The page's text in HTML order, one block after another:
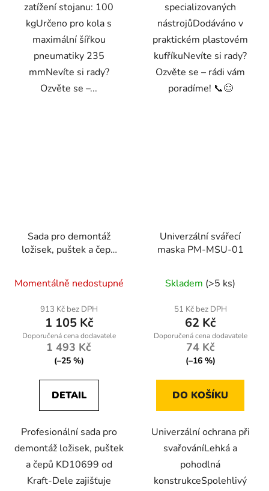
zatížení stojanu: 100
kgUrčeno pro kola s
maximální šířkou
pneumatiky 235
mmNevíte si rady?
Ozvěte se –...
specializovaných
nástrojůDodáváno v
praktickém plastovém
kufříkuNevíte si rady?
Ozvěte se – rádi vám
poradíme! 📞😊
Sada pro demontáž
ložisek, puštek a čepů
Momentálně nedostupné
913 Kč bez DPH
1 105 Kč
1 493 Kč
(–25 %)
DETAIL
Profesionální sada pro
demontáž ložisek, puštek
a čepů KD10699 od
Kraft-Dele zajišťuje
Univerzální svářecí
maska PM-MSU-01
Skladem (>5 ks)
51 Kč bez DPH
62 Kč
74 Kč
(–16 %)
DO KOŠÍKU
Univerzální ochrana při
svařováníLehká a
pohodlná
konstrukceSpolehlivý